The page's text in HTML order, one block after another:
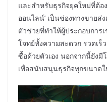
และสำหรับธุรกิจยุคใหม่ที่ต้อ
ออนไลน์’ เป็นช่องทางขายส่
ตัวช่วยที่ทำให้ผู้ประกอบการ
โจทย์ทั้งความสะดวก รวดเ
ซื้อด้วยตัวเอง นอกจากนี้ยัง
เพื่อสนับสนุนธุรกิจทุกขนาด